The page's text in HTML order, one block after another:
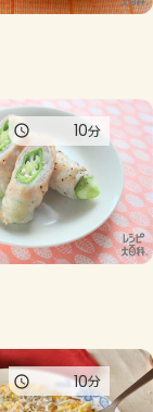
10分
10分